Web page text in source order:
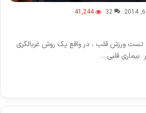
32
41,244
ورزش قلب ، در واقع یک روش غربالگری
بیماری قلبی…